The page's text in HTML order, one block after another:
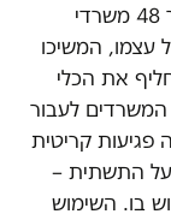
– שבעה חודשים אחרי ההנחיה – 31 מתוך 48 משרדי
עצמו, המשיכו
את הכלי
לעבור
שפורסמה פגיעות קריטית
על התשתית –
בו. השימוש